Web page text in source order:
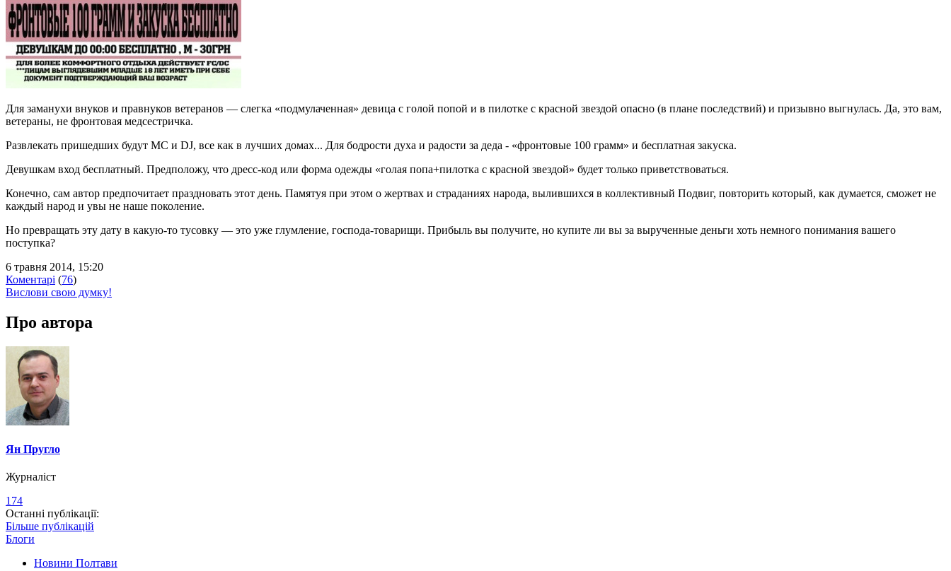
Для заманухи внуков и правнуков ветеранов — слегка «подмулаченная» девица с голой попой и в пилотке с красной звездой опасно (в плане последствий) и призывно выгнулась. Да, это вам,
ветераны, не фронтовая медсестричка.
Развлекать пришедших будут МС и DJ, все как в лучших домах... Для бодрости духа и радости за деда - «фронтовые 100 грамм» и бесплатная закуска.
Девушкам вход бесплатный. Предположу, что дресс-код или форма одежды «голая попа+пилотка с красной звездой» будет только приветствоваться.
Конечно, сам автор предпочитает праздновать этот день. Памятуя при этом о жертвах и страданиях народа, вылившихся в коллективный Подвиг, повторить который, как думается, сможет не
каждый народ и увы не наше поколение.
Но превращать эту дату в какую-то тусовку — это уже глумление, господа-товарищи. Прибыль вы получите, но купите ли вы за вырученные деньги хоть немного понимания вашего
поступка?
6 травня 2014, 15:20
Коментарі (76)
Вислови свою думку!
Про автора
Ян Пругло
Журналіст
174
Останні публікації:
Більше публікацій
Блоги
Новини Полтави